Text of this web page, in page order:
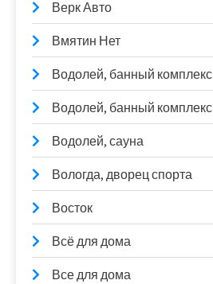
Верк Авто
Вмятин Нет
Водолей, банный комплекс
Водолей, банный комплекс
Водолей, сауна
Вологда, дворец спорта
Восток
Всё для дома
Все для дома